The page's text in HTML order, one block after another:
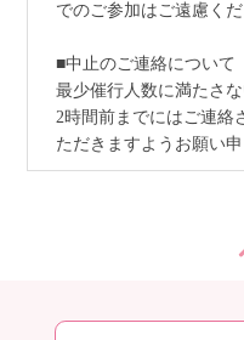
でのご参加はご遠慮くだ
■中止のご連絡について
最少催行人数に満たさ
2時間前までにはご連絡
ただきますようお願い申